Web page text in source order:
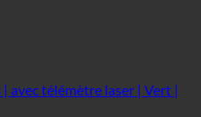
avec télémètre laser | Vert |